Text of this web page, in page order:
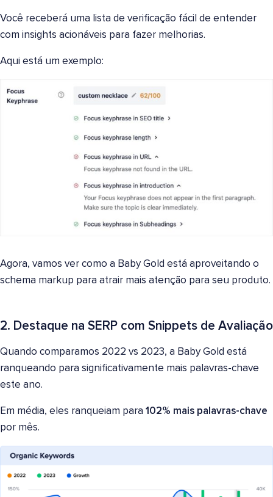
Você receberá uma lista de verificação fácil de entender
com insights acionáveis para fazer melhorias.
Aqui está um exemplo:
Agora, vamos ver como a Baby Gold está aproveitando o
schema markup para atrair mais atenção para seu produto.
2. Destaque na SERP com Snippets de Avaliação
Quando comparamos 2022 vs 2023, a Baby Gold está
ranqueando para significativamente mais palavras-chave
este ano.
Em média, eles ranqueiam para 102% mais palavras-chave
por mês.